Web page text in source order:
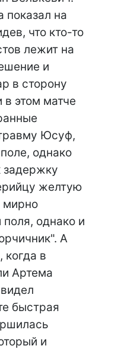
показал на
что кто-то
лежит на
и
в сторону
этом матче
Юсуф,
однако
задержку
желтую
мирно
однако и
А
когда в
Артема
быстрая
и